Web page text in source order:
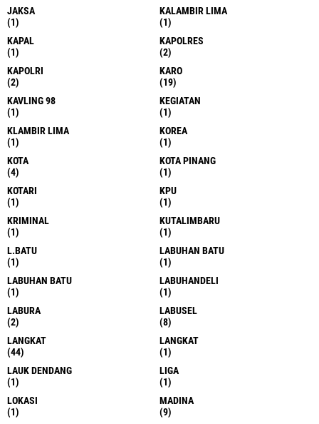
JAKSA
(1)
KALAMBIR LIMA
(1)
KAPAL
(1)
KAPOLRES
(2)
KAPOLRI
(2)
KARO
(19)
KAVLING 98
(1)
KEGIATAN
(1)
KLAMBIR LIMA
(1)
KOREA
(1)
KOTA
(4)
KOTA PINANG
(1)
KOTARI
(1)
KPU
(1)
KRIMINAL
(1)
KUTALIMBARU
(1)
L.BATU
(1)
LABUHAN BATU
(1)
LABUHAN BATU
(1)
LABUHANDELI
(1)
LABURA
(2)
LABUSEL
(8)
LANGKAT
(44)
LANGKAT
(1)
LAUK DENDANG
(1)
LIGA
(1)
LOKASI
(1)
MADINA
(9)